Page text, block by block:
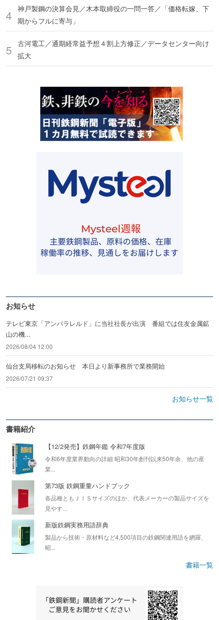
神戸製鋼の決算会見／木本取締役の一問一答／「価格転嫁、下
期からフルに寄与」
古河電工／通期経常益予想４割上方修正／データセンター向け
拡大
お知らせ
テレビ東京「アンパラレルド」に当社社長が出演 番組では住友金属鉱
山の機...
2026/08/04 12:00
仙台支局移転のお知らせ 本日より新事務所で業務開始
2026/07/21 09:37
お知らせ一覧
書籍紹介
【12/2発売】鉄鋼年鑑 令和7年度版
令和6年度業界動向の詳細 昭和30年創刊以来50年余、他の産
業...
第73版 鉄鋼重量ハンドブック
各品種ともＪＩＳサイズのほか、代表メーカーの製品サイズを
見やす...
新版鉄鋼実務用語辞典
製品から技術・原材料など4,500項目の鉄鋼関連用語を網羅、
昭...
書籍一覧